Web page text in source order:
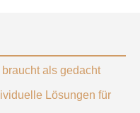
als gedacht
Lösungen für